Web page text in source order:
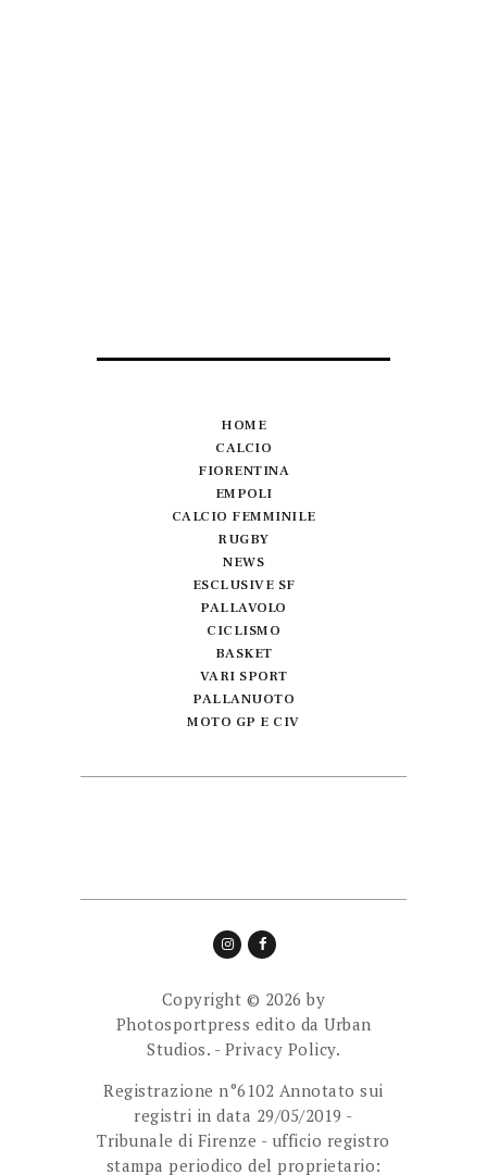
HOME
CALCIO
FIORENTINA
EMPOLI
CALCIO FEMMINILE
RUGBY
NEWS
ESCLUSIVE SF
PALLAVOLO
CICLISMO
BASKET
VARI SPORT
PALLANUOTO
MOTO GP E CIV
Copyright © 2026 by
Photosportpress edito da Urban
Studios. - Privacy Policy.
Registrazione n°6102 Annotato sui
registri in data 29/05/2019 -
Tribunale di Firenze - ufficio registro
stampa periodico del proprietario: